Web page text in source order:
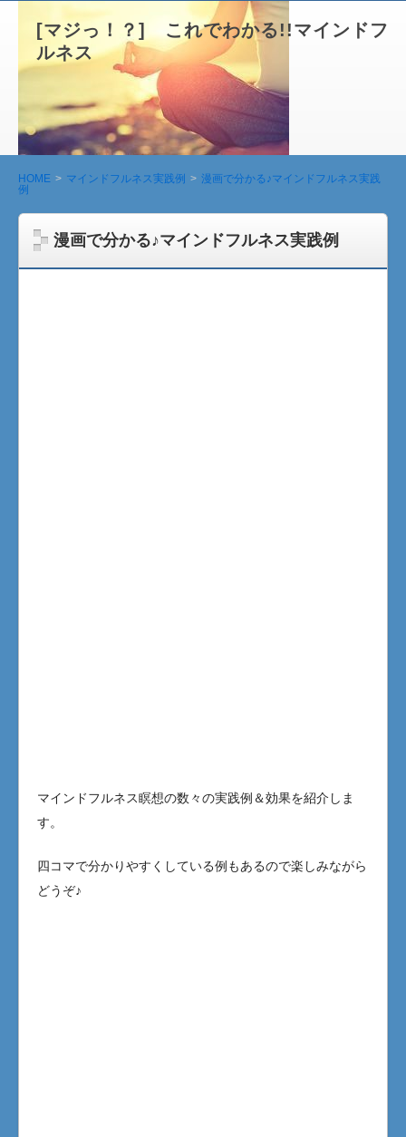
[マジっ！？] これでわかる!!マインドフ
ルネス
HOME マインドフルネス実践例
漫画で分かる♪マインドフルネス実践
例
漫画で分かる♪マインドフルネス実践例
マインドフルネス瞑想の数々の実践例＆効果を紹介しま
す。
四コマで分かりやすくしている例もあるので楽しみながら
どうぞ♪